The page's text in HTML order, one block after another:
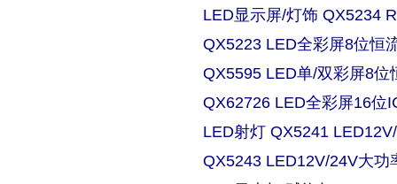
LED显示屏/灯饰 QX5234
QX5223 LED全彩屏8位恒
QX5595 LED单/双彩屏8位
QX62726 LED全彩屏16位
LED射灯 QX5241
QX5243 LED12V/24V大